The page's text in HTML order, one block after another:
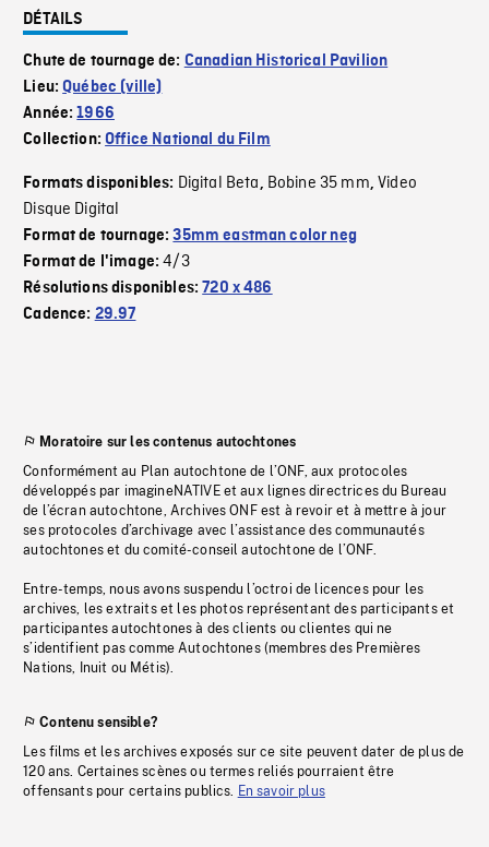
DÉTAILS
Chute de tournage de: Canadian Historical Pavilion
Lieu:Québec (ville)
Année:1966
Collection:Office National du Film
Formats disponibles: Digital Beta, Bobine 35 mm,Video
Disque Digital
Format de tournage:35mm eastman color neg
Format de l'image:4/3
Résolutions disponibles:720 x 486
Cadence: 29.97
Moratoire sur les contenus autochtones
Conformément au Plan autochtone de l’ONF, aux protocoles
développés par imagineNATIVE et aux lignes directrices du Bureau
de l’écran autochtone, Archives ONF est à revoir et à mettre à jour
ses protocoles d’archivage avec l’assistance des communautés
autochtones et du comité-conseil autochtone de l’ONF.
Entre-temps, nous avons suspendu l’octroi de licences pour les
archives, les extraits et les photos représentant des participants et
participantes autochtones à des clients ou clientes qui ne
s’identifient pas comme Autochtones (membres des Premières
Nations, Inuit ou Métis).
Contenu sensible?
Les films et les archives exposés sur ce site peuvent dater de plus de
120 ans. Certaines scènes ou termes reliés pourraient être
offensants pour certains publics. En savoir plus